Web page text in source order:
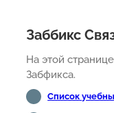
Заббикс
На этой
Забфикса.
Список